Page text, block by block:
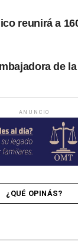
reunirá a
de
ANUNCIO
¿QUÉ OPINÁS?